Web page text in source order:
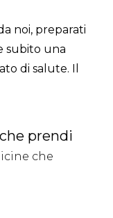
noi, preparati
subito una
di salute. Il
prendi
che